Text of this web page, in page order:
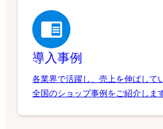
導入事例
各業界で活躍し、売上を伸ばして
全国のショップ事例をご紹介しま